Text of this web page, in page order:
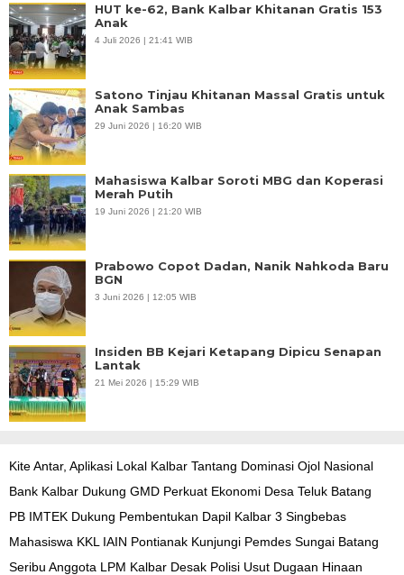
HUT ke-62, Bank Kalbar Khitanan Gratis 153
Anak
4 Juli 2026 | 21:41 WIB
Satono Tinjau Khitanan Massal Gratis untuk
Anak Sambas
29 Juni 2026 | 16:20 WIB
Mahasiswa Kalbar Soroti MBG dan Koperasi
Merah Putih
19 Juni 2026 | 21:20 WIB
Prabowo Copot Dadan, Nanik Nahkoda Baru
BGN
3 Juni 2026 | 12:05 WIB
Insiden BB Kejari Ketapang Dipicu Senapan
Lantak
21 Mei 2026 | 15:29 WIB
Kite Antar, Aplikasi Lokal Kalbar Tantang Dominasi Ojol Nasional
Bank Kalbar Dukung GMD Perkuat Ekonomi Desa Teluk Batang
PB IMTEK Dukung Pembentukan Dapil Kalbar 3 Singbebas
Mahasiswa KKL IAIN Pontianak Kunjungi Pemdes Sungai Batang
Seribu Anggota LPM Kalbar Desak Polisi Usut Dugaan Hinaan